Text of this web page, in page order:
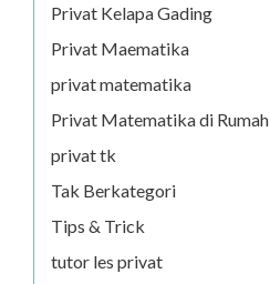
Privat Kelapa Gading
Privat Maematika
privat matematika
Privat Matematika di Rumah
privat tk
Tak Berkategori
Tips & Trick
tutor les privat